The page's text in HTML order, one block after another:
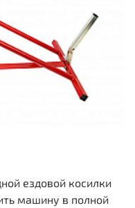
ездовой косилки
машину в полной